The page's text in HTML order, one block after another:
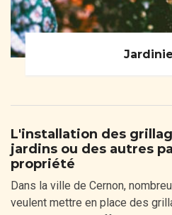
L'installation des
jardins ou des autres
propriété
Dans la ville de Cernon,
veulent mettre en place des